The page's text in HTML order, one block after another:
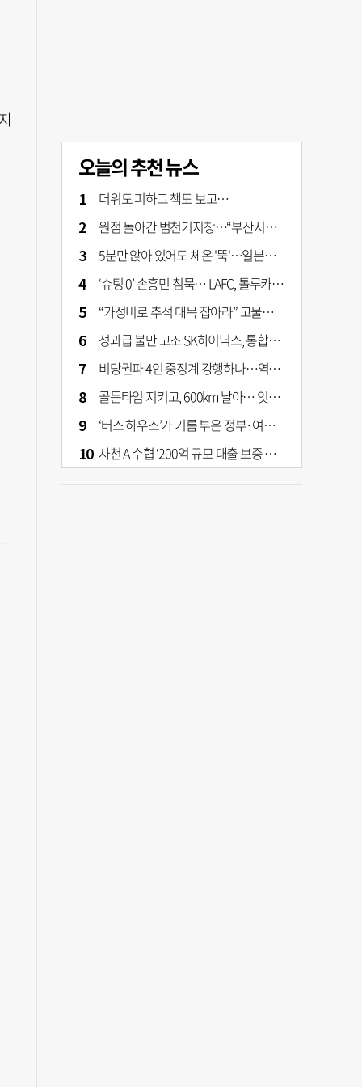
오늘의 추천 뉴스
더위도 피하고 책도 보고…
원점 돌아간 범천기지창…“부산시가 사업구조 전면 재검토 나서야"
5분만 앉아 있어도 체온 '뚝'…일본서 출시 '인간 냉장고' 가격은?
‘슈팅 0’ 손흥민 침묵… LAFC, 톨루카에 1-0 신승
“가성비로 추석 대목 잡아라” 고물가에 실속형 선물세트 확대
성과급 불만 고조 SK하이닉스, 통합노조 설립 본격화
비당권파 4인 중징계 강행하나…역풍 예고하는 張의 반격
골든타임 지키고, 600km 날아… 잇따라 생명 구한 부산소방 헬기
‘버스 하우스’가 기름 부은 정부·여당 부동산 정책
사천 A 수협 ‘200억 규모 대출 보증 이관’ 논란…검찰 송치